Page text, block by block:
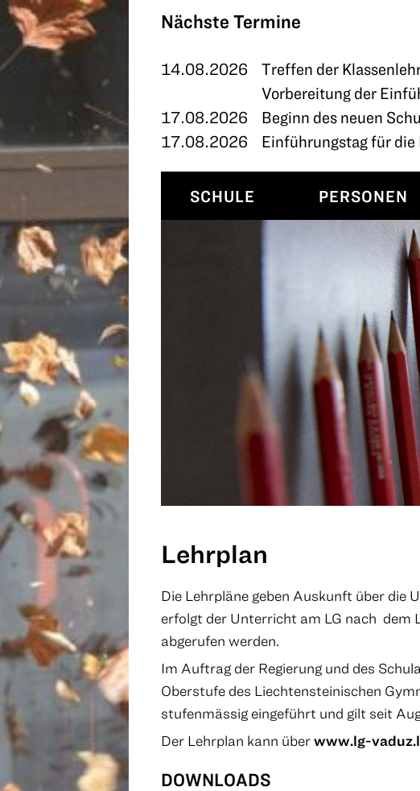
Nächste Termine
14.08.2026
Treffen der
Vorbereitung der
17.08.2026
Beginn des neuen
17.08.2026
Einführungstag für die
SCHULE PERSONEN
KONTAKT
Lehrplan
Die Lehrpläne geben Auskunft über die
erfolgt der Unterricht am LG nach dem
abgerufen werden.
Im Auftrag der Regierung und des
Oberstufe des Liechtensteinischen
stufenmässig eingeführt und gilt seit
Der Lehrplan kann überwww.lg-
DOWNLOADS